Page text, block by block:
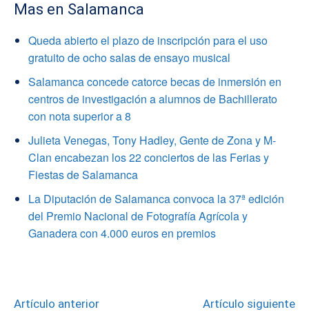
Mas en Salamanca
Queda abierto el plazo de inscripción para el uso
gratuito de ocho salas de ensayo musical
Salamanca concede catorce becas de inmersión en
centros de investigación a alumnos de Bachillerato
con nota superior a 8
Julieta Venegas, Tony Hadley, Gente de Zona y M-
Clan encabezan los 22 conciertos de las Ferias y
Fiestas de Salamanca
La Diputación de Salamanca convoca la 37ª edición
del Premio Nacional de Fotografía Agrícola y
Ganadera con 4.000 euros en premios
Artículo anterior Artículo siguiente